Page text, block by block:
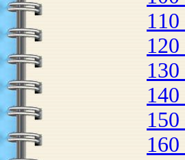
110
120
130
140
150
160